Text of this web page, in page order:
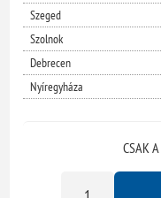
Szeged
Szolnok
Debrecen
Nyíregyháza
CSAK